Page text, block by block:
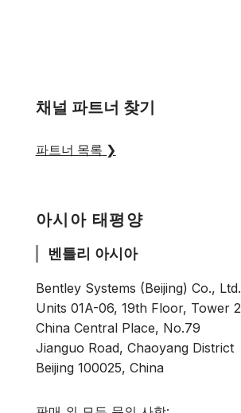
채널 파트너 찾기
파트너 목록 ❯
아시아 태평양
벤틀리 아시아
Bentley Systems (Beijing) Co., Ltd.
Units 01A-06, 19th Floor, Tower 2
China Central Place, No.79
Jianguo Road, Chaoyang District
Beijing 100025, China